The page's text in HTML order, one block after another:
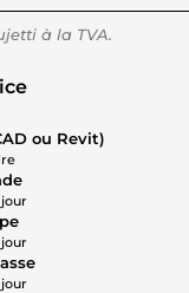
à la TVA.
ou Revit)